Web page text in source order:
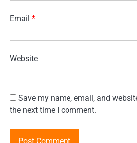
Email *
Website
Save my name, email, and
the next time I comment.